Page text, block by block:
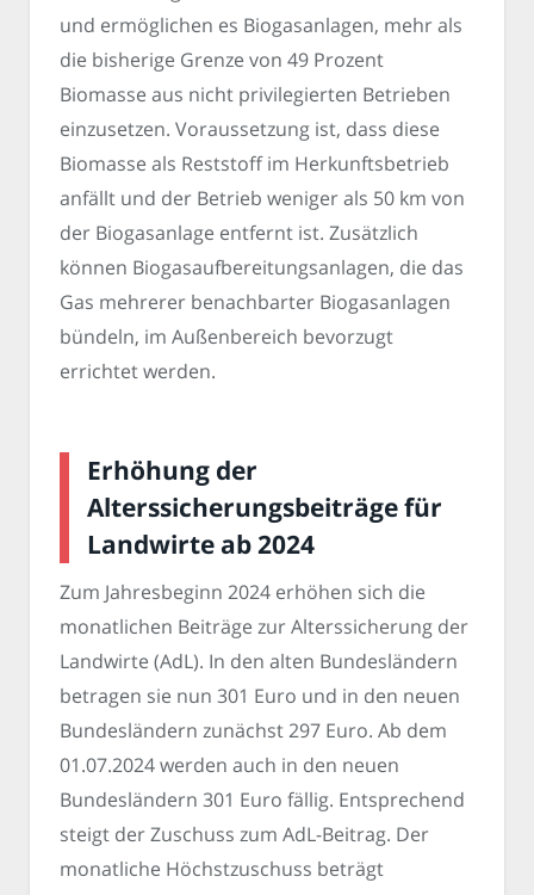
und ermöglichen es Biogasanlagen, mehr als
die bisherige Grenze von 49 Prozent
Biomasse aus nicht privilegierten Betrieben
einzusetzen. Voraussetzung ist, dass diese
Biomasse als Reststoff im Herkunftsbetrieb
anfällt und der Betrieb weniger als 50 km von
der Biogasanlage entfernt ist. Zusätzlich
können Biogasaufbereitungsanlagen, die das
Gas mehrerer benachbarter Biogasanlagen
bündeln, im Außenbereich bevorzugt
errichtet werden.
Erhöhung der
Alterssicherungsbeiträge für
Landwirte ab 2024
Zum Jahresbeginn 2024 erhöhen sich die
monatlichen Beiträge zur Alterssicherung der
Landwirte (AdL). In den alten Bundesländern
betragen sie nun 301 Euro und in den neuen
Bundesländern zunächst 297 Euro. Ab dem
01.07.2024 werden auch in den neuen
Bundesländern 301 Euro fällig. Entsprechend
steigt der Zuschuss zum AdL-Beitrag. Der
monatliche Höchstzuschuss beträgt